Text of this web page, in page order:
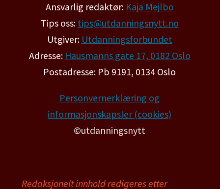
Ansvarlig redaktør: Kaja Mejlbo
Tips oss: tips@utdanningsnytt.no
Utgiver: Utdanningsforbundet
Adresse: Hausmanns gate 17, 0182 Oslo
Postadresse: Pb 9191, 0134 Oslo
Personvernerklæring og
informasjonskapsler (cookies)
©utdanningsnytt
Redaksjonelt innhold redigeres etter